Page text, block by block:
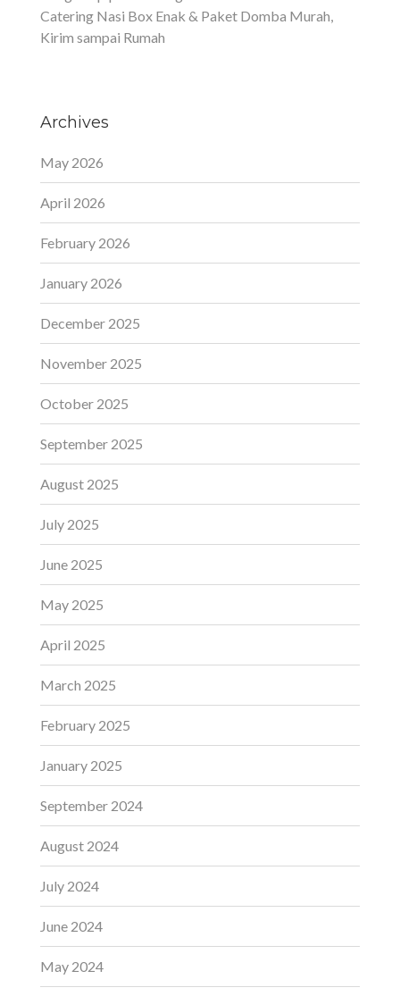
Catering Nasi Box Enak & Paket Domba Murah,
Kirim sampai Rumah
Archives
May 2026
April 2026
February 2026
January 2026
December 2025
November 2025
October 2025
September 2025
August 2025
July 2025
June 2025
May 2025
April 2025
March 2025
February 2025
January 2025
September 2024
August 2024
July 2024
June 2024
May 2024